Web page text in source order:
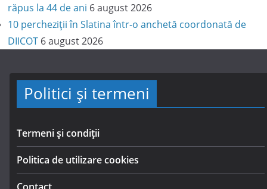
răpus la 44 de ani 6 august 2026
10 percheziții în Slatina într-o anchetă coordonată de
DIICOT 6 august 2026
Politici și termeni
Termeni și condiții
Politica de utilizare cookies